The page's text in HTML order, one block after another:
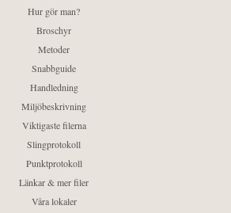
Hur gör man?
Broschyr
Metoder
Snabbguide
Handledning
Miljöbeskrivning
Viktigaste filerna
Slingprotokoll
Punktprotokoll
Länkar & mer filer
Våra lokaler